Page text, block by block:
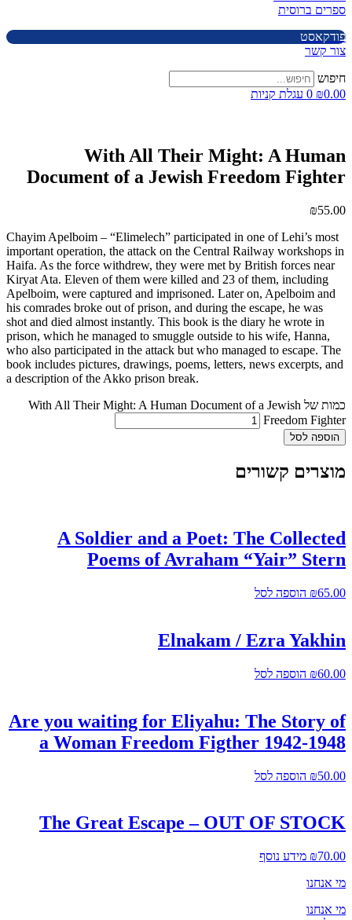
ספרים ברוסית
פודקאסט
צור קשר
חיפוש
₪0.00
0 עגלת קניות
With All Their Might: A Human
Document of a Jewish Freedom Fighter
₪55.00
Chayim Apelboim – “Elimelech” participated in one of Lehi’s most
important operation, the attack on the Central Railway workshops in
Haifa. As the force withdrew, they were met by British forces near
Kiryat Ata. Eleven of them were killed and 23 of them, including
Apelboim, were captured and imprisoned. Later on, Apelboim and
his comrades broke out of prison, and during the escape, he was
shot and died almost instantly. This book is the diary he wrote in
prison, which he managed to smuggle outside to his wife, Hanna,
who also participated in the attack but who managed to escape. The
book includes pictures, drawings, poems, letters, news excerpts, and
a description of the Akko prison break.
כמות של With All Their Might: A Human Document of a Jewish
Freedom Fighter
הוספה לסל
מוצרים קשורים
A Soldier and a Poet: The Collected
Poems of Avraham “Yair” Stern
₪65.00 הוספה לסל
Elnakam / Ezra Yakhin
₪60.00 הוספה לסל
Are you waiting for Eliyahu: The Story of
a Woman Freedom Figther 1942-1948
₪50.00 הוספה לסל
The Great Escape – OUT OF STOCK
₪70.00
מידע נוסף
מי אנחנו
מי אנחנו